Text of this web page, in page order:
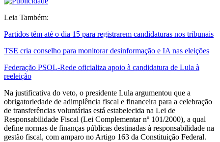
Leia Também:
Partidos têm até o dia 15 para registrarem candidaturas nos tribunais
TSE cria conselho para monitorar desinformação e IA nas eleições
Federação PSOL-Rede oficializa apoio à candidatura de Lula à
reeleição
Na justificativa do veto, o presidente Lula argumentou que a
obrigatoriedade de adimplência fiscal e financeira para a celebração
de transferências voluntárias está estabelecida na Lei de
Responsabilidade Fiscal (Lei Complementar nº 101/2000), a qual
define normas de finanças públicas destinadas à responsabilidade na
gestão fiscal, com amparo no Artigo 163 da Constituição Federal.